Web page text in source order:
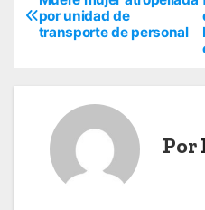
apor unidad de
transporte de personal
Por